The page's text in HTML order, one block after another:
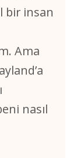
bir insan
Ama
nasıl